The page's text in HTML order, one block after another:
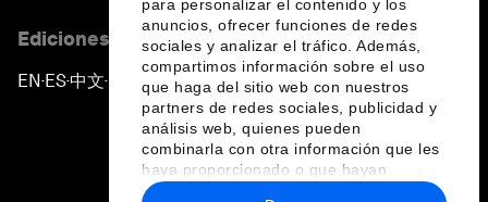
para personalizar el contenido y los
anuncios, ofrecer funciones de redes
sociales y analizar el tráfico. Además,
compartimos información sobre el uso
que haga del sitio web con nuestros
partners de redes sociales, publicidad y
análisis web, quienes pueden
combinarla con otra información que les
haya proporcionado o que hayan
recopilado a partir del uso que haya
Ediciones en otros idiomas
EN ▪ES▪中文▪ 日本語